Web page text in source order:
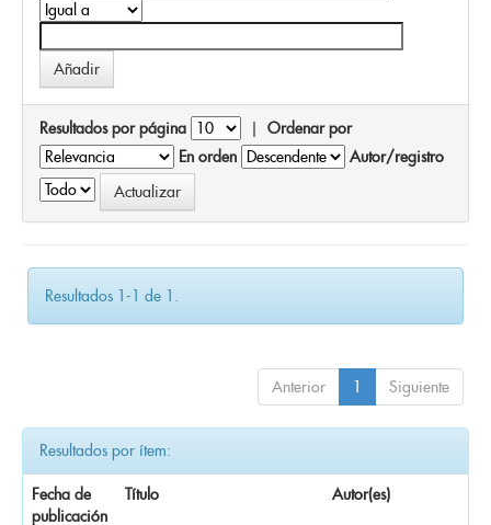
Resultados por página | Ordenar por
En orden
Autor/registro
Resultados 1-1 de 1.
Anterior 1 Siguiente
Resultados por ítem:
Fecha de
publicación
Título Autor(es)